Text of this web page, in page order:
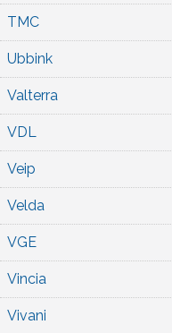
TMC
Ubbink
Valterra
VDL
Veip
Velda
VGE
Vincia
Vivani